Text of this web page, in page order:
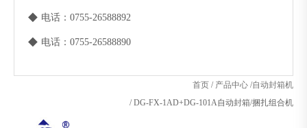
◆ 电话：0755-26588892
◆ 电话：0755-26588890
首页 / 产品中心 /自动封箱机
/DG-FX-1AD+DG-101A自动封箱/捆扎组合机